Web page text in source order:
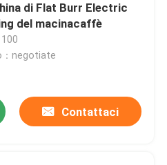
di Flat Burr Electric
del macinacaffè
100
：negotiate
Contattaci